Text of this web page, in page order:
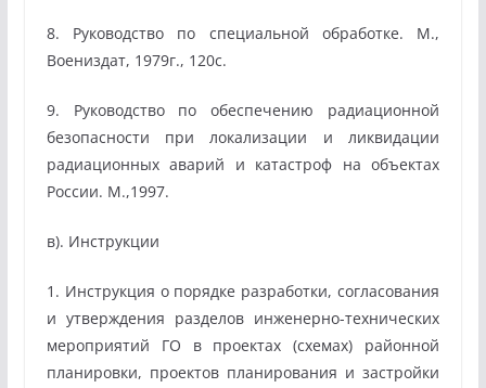
8. Руководство по специальной обработке. М.,
Воениздат, 1979г., 120с.
9. Руководство по обеспечению радиационной
безопасности при локализации и ликвидации
радиационных аварий и катастроф на объектах
России. М.,1997.
в). Инструкции
1. Инструкция о порядке разработки, согласования
и утверждения разделов инженерно-технических
мероприятий ГО в проектах (схемах) районной
планировки, проектов планирования и застройки